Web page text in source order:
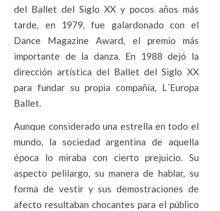
del Ballet del Siglo XX y pocos años más
tarde, en 1979, fue galardonado con el
Dance Magazine Award, el premio más
importante de la danza. En 1988 dejó la
dirección artística del Ballet del Siglo XX
para fundar su propia compañía, L´Europa
Ballet.
Aunque considerado una estrella en todo el
mundo, la sociedad argentina de aquella
época lo miraba con cierto prejuicio. Su
aspecto pelilargo, su manera de hablar, su
forma de vestir y sus demostraciones de
afecto resultaban chocantes para el público